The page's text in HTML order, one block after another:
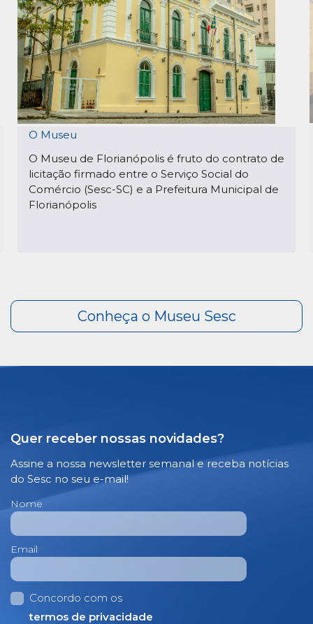
O Museu
O Museu de Florianópolis é fruto do contrato de
licitação firmado entre o Serviço Social do
Comércio (Sesc-SC) e a Prefeitura Municipal de
Florianópolis
Quer receber nossas novidades?
Assine a nossa newsletter semanal e receba notícias
do Sesc no seu e-mail!
Nome
Email
Concordo com os
termos de privacidade